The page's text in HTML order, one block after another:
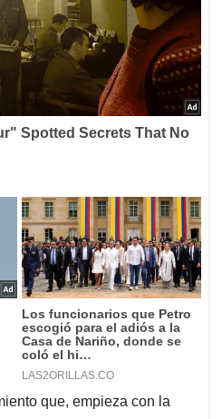
que, empieza con la